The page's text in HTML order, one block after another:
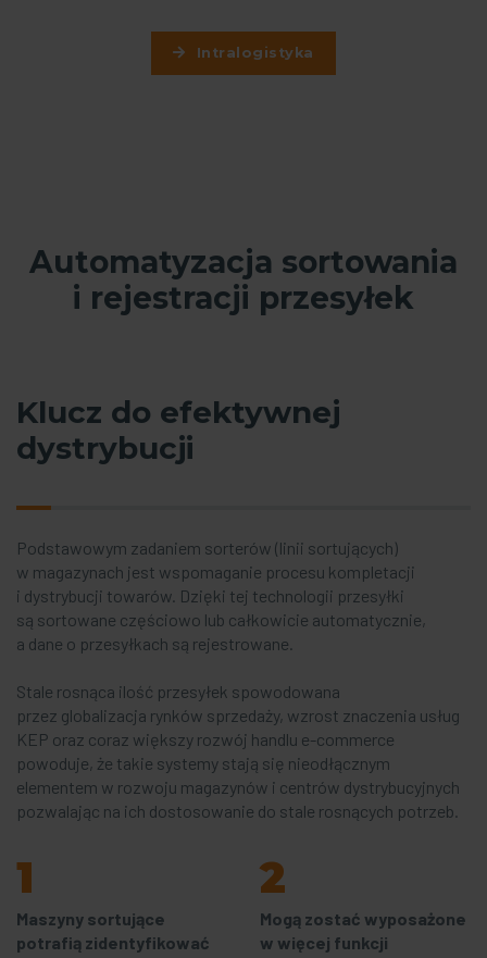
Intralogistyka
Automatyzacja sortowania
i rejestracji przesyłek
Klucz do efektywnej
dystrybucji
Podstawowym zadaniem sorterów (linii sortujących)
w magazynach jest wspomaganie procesu kompletacji
i dystrybucji towarów. Dzięki tej technologii przesyłki
są sortowane częściowo lub całkowicie automatycznie,
a dane o przesyłkach są rejestrowane.
Stale rosnąca ilość przesyłek spowodowana
przez globalizacja rynków sprzedaży, wzrost znaczenia usług
KEP oraz coraz większy rozwój handlu e-commerce
powoduje, że takie systemy stają się nieodłącznym
elementem w rozwoju magazynów i centrów dystrybucyjnych
pozwalając na ich dostosowanie do stale rosnących potrzeb.
1
Maszyny sortujące
potrafią zidentyfikować
2
Mogą zostać wyposażone
w więcej funkcji